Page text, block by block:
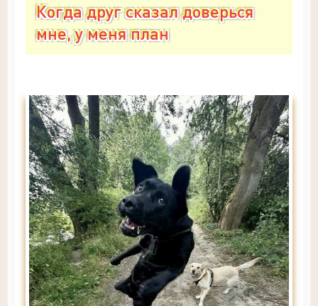
Когда друг сказал доверься
мне, у меня план